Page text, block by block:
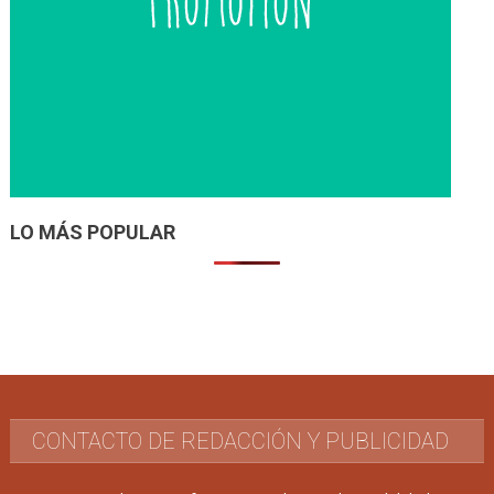
LO MÁS POPULAR
CONTACTO DE REDACCIÓN Y PUBLICIDAD